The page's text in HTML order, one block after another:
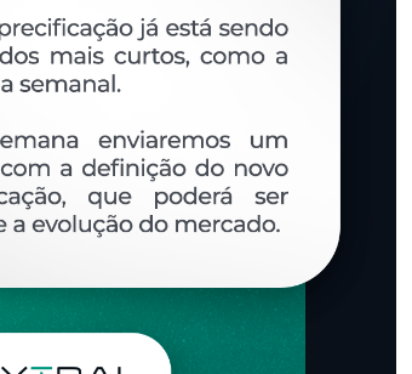
754- PESO LINEAR - KG/M TLG-035
COMENTÁRIOS (0)